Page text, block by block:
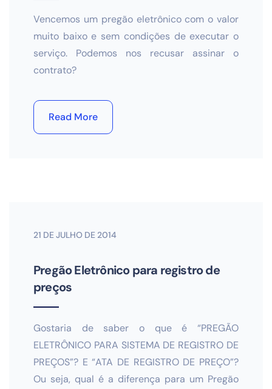
Vencemos um pregão eletrônico com o valor
muito baixo e sem condições de executar o
serviço. Podemos nos recusar assinar o
contrato?
Read More
21 DE JULHO DE 2014
Pregão Eletrônico para registro de
preços
Gostaria de saber o que é “PREGÃO
ELETRÔNICO PARA SISTEMA DE REGISTRO DE
PREÇOS”? E “ATA DE REGISTRO DE PREÇO”?
Ou seja, qual é a diferença para um Pregão